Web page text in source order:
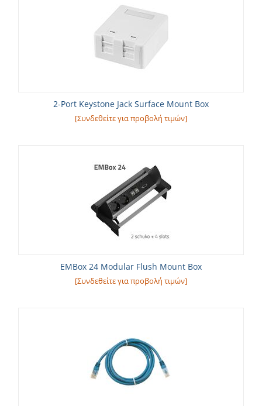
2-Port Keystone Jack Surface Mount Box
[Συνδεθείτε για προβολή τιμών]
EMBox 24 Modular Flush Mount Box
[Συνδεθείτε για προβολή τιμών]